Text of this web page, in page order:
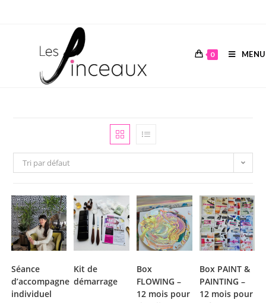
0 MENU
Tri par défaut
Séance
d’accompagnement
individuel
Kit de
démarrage
Box
FLOWING –
12 mois pour
Box PAINT &
PAINTING –
12 mois pour